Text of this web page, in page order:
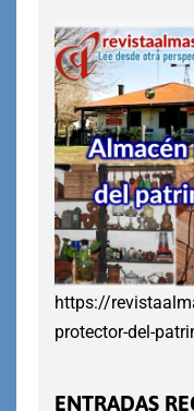
https://
protector-del-
ENTRADAS